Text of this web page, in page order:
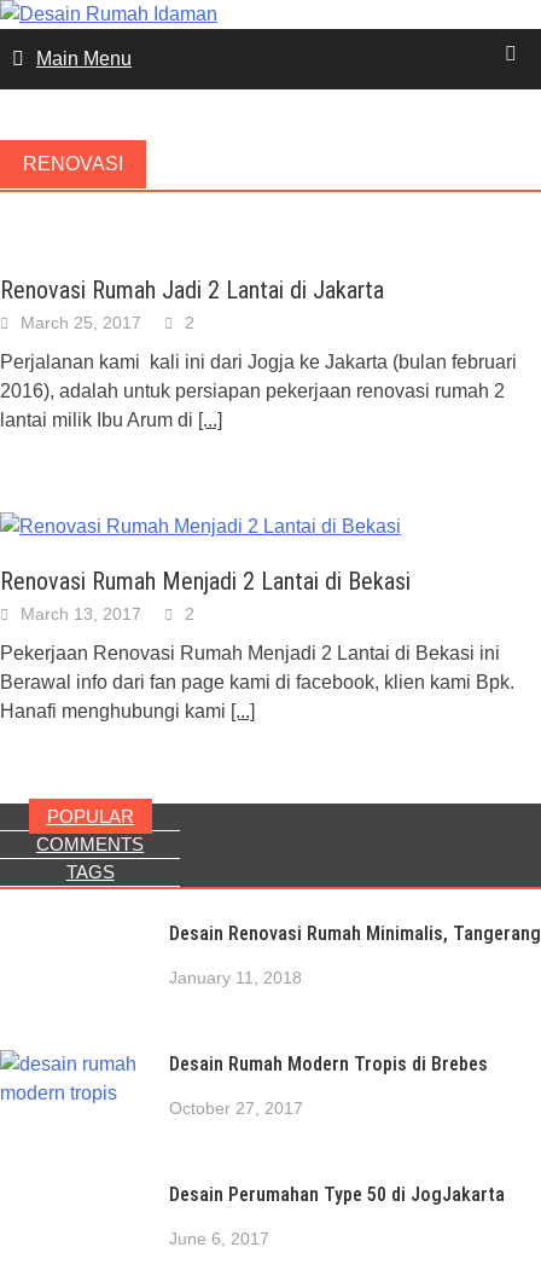
Skip
content
Main Menu
RENOVASI
Renovasi Rumah Jadi 2 Lantai di Jakarta
March 25, 2017 2
Perjalanan kami kali ini dari Jogja ke Jakarta (bulan februari
2016), adalah untuk persiapan pekerjaan renovasi rumah 2
lantai milik Ibu Arum di [...]
Renovasi Rumah Menjadi 2 Lantai di Bekasi
March 13, 2017 2
Pekerjaan Renovasi Rumah Menjadi 2 Lantai di Bekasi ini
Berawal info dari fan page kami di facebook, klien kami Bpk.
Hanafi menghubungi kami [...]
POPULAR
COMMENTS
TAGS
Desain Renovasi Rumah Minimalis, Tangerang
January 11, 2018
Desain Rumah Modern Tropis di Brebes
October 27, 2017
Desain Perumahan Type 50 di JogJakarta
June 6, 2017